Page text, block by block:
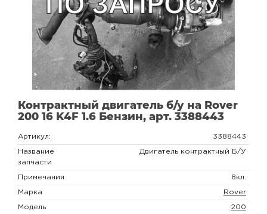
Контрактный двигатель б/у на Rover
200 16 K4F 1.6 Бензин, арт. 3388443
Артикул: 3388443
Название
запчасти
Двигатель контрактный Б/У
Примечания 8кл.
Марка Rover
Модель 200